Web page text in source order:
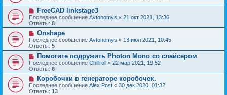
FreeCAD linkstage3
Последнее сообщение Avtonomys « 21 окт 2021, 13:36
Ответы: 8
Onshape
Последнее сообщение Avtonomys « 13 июл 2021, 10:45
Ответы: 5
Помогите подружить Photon Mono со слайсером
Последнее сообщение Chillroll « 22 мар 2021, 19:52
Ответы: 6
Коробочки в генераторе коробочек.
Последнее сообщение Alex Post « 30 дек 2020, 01:32
Ответы: 13